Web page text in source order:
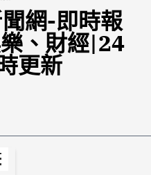
網-即時報
、財經|24
更新